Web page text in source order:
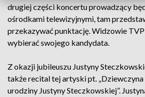
drugiej części koncertu prowadzący
ośrodkami telewizyjnymi, tam
przekazywać punktację. Widzowie
wybierać swojego kandydata.
Z okazji jubileuszu Justyny
także recital tej artyski pt. „Dziewczyna
urodziny Justyny Steczkowskiej”.